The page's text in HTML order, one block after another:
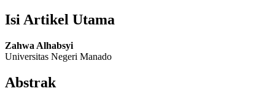
Isi Artikel Utama
Zahwa Alhabsyi
Universitas Negeri Manado
Abstrak